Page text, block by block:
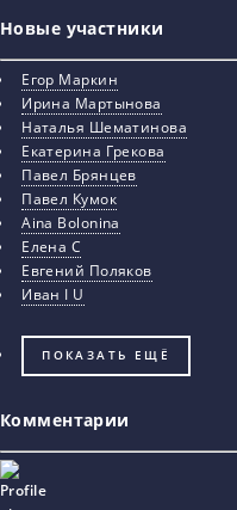
Новые участники
Егор Маркин
Ирина Мартынова
Наталья Шематинова
Екатерина Грекова
Павел Брянцев
Павел Кумок
Aina Bolonina
Елена С
Евгений Поляков
Иван I U
ПОКАЗАТЬ ЕЩЁ
Комментарии